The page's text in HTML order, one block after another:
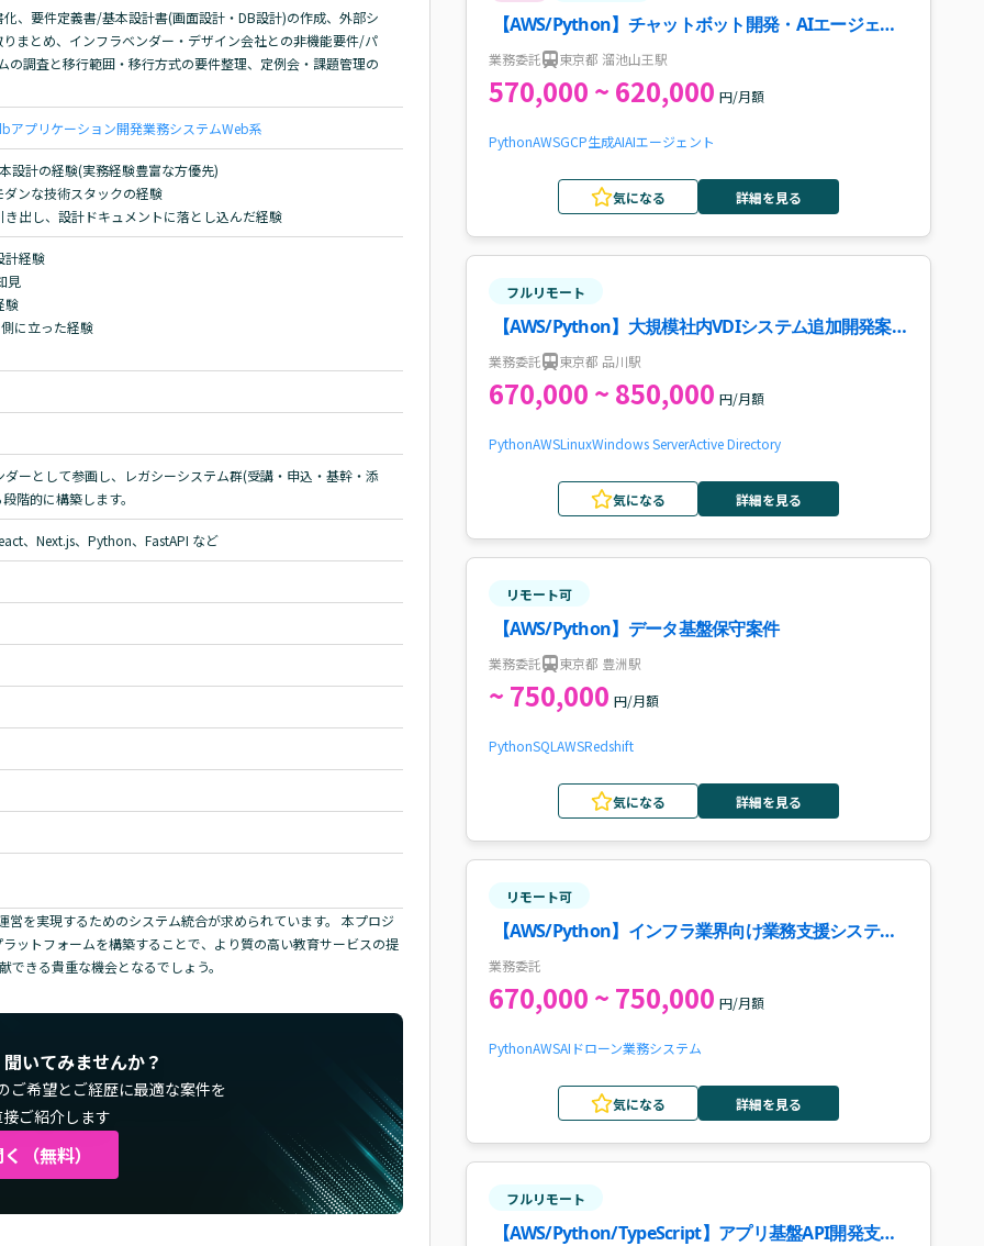
、要件定義書/基本設計書(画面設計・DB設計)の作成、外部シ
まとめ、インフラベンダー・デザイン会社との非機能要件/パ
調査と移行範囲・移行方式の要件整理、定例会・課題管理の
アプリケーション開発業務システムWeb系
設計の経験(実務経験豊富な方優先)
ンな技術スタックの経験
出し、設計ドキュメントに落とし込んだ経験
計経験
見
験
に立った経験
ーとして参画し、レガシーシステム群(受講・申込・基幹・添
階的に構築します。
、Next.js、Python、FastAPI など
を実現するためのシステム統合が求められています。 本プロジ
ットフォームを構築することで、より質の高い教育サービスの提
きる貴重な機会となるでしょう。
いてみませんか？
ご希望とご経歴に最適な案件を
ご紹介します
（無料）
【AWS/Python】チャットボット開発・AIエージェン
ト開発案件・求人
業務委託 東京都 溜池山王駅
570,000 ~ 620,000 円/月額
PythonAWSGCP生成AIAIエージェント
気になる 詳細を見る
フルリモート
【AWS/Python】大規模社内VDIシステム追加開発案
件・求人
業務委託 東京都 品川駅
670,000 ~ 850,000 円/月額
PythonAWSLinuxWindows ServerActive Directory
気になる 詳細を見る
リモート可
【AWS/Python】データ基盤保守案件
業務委託 東京都 豊洲駅
~ 750,000 円/月額
PythonSQL AWSRedshift
気になる 詳細を見る
リモート可
【AWS/Python】インフラ業界向け業務支援システム
開発案件・求人
業務委託
670,000 ~ 750,000 円/月額
PythonAWSAI ドローン業務システム
気になる 詳細を見る
フルリモート
【AWS/Python/TypeScript】アプリ基盤API開発支援